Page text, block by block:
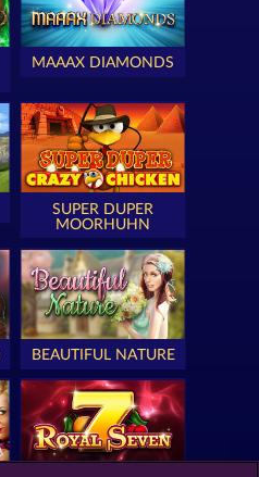
MAAAX DIAMONDS
SUPER DUPER
MOORHUHN
BEAUTIFUL NATURE